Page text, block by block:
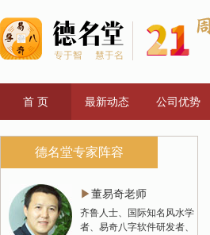
首 页 最新动态 公司优势
德名堂专家阵容
▶董易奇老师
齐鲁人士、国际知名风水学
者、易奇八字软件研发者、